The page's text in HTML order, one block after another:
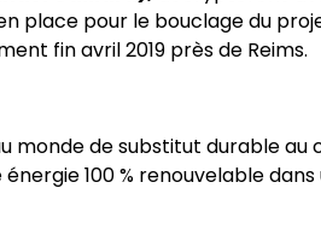
place pour le bouclage du
fin avril 2019 près de Reims.
monde de substitut durable au
100 % renouvelable dans